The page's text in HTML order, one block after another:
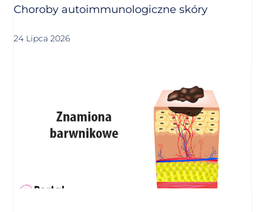
Choroby autoimmunologiczne skóry
24 Lipca 2026